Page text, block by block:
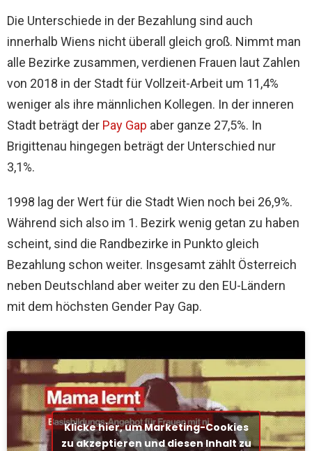
Die Unterschiede in der Bezahlung sind auch
innerhalb Wiens nicht überall gleich groß. Nimmt man
alle Bezirke zusammen, verdienen Frauen laut Zahlen
von 2018 in der Stadt für Vollzeit-Arbeit um 11,4%
weniger als ihre männlichen Kollegen. In der inneren
Stadt beträgt der Pay Gap aber ganze 27,5%. In
Brigittenau hingegen beträgt der Unterschied nur
3,1%.
1998 lag der Wert für die Stadt Wien noch bei 26,9%.
Während sich also im 1. Bezirk wenig getan zu haben
scheint, sind die Randbezirke in Punkto gleich
Bezahlung schon weiter. Insgesamt zählt Österreich
neben Deutschland aber weiter zu den EU-Ländern
mit dem höchsten Gender Pay Gap.
Klicke hier, um Marketing-Cookies
zu akzeptieren und diesen Inhalt zu